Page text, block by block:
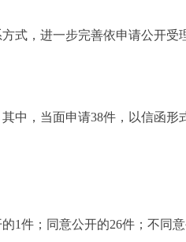
，进一步完善依申请公开受
，当面申请38件，以信函形
件；同意公开的26件；不同